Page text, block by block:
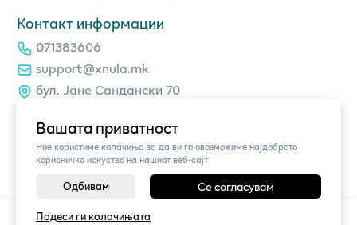
Вашата приватност
Ние користиме колачиња за да ви го овозможиме најдоброто
корисничко искуство на нашиот веб-сајт
Одбивам Се согласувам
Подеси ги колачињата
Контакт информации
071383606
support@xnula.mk
бул. Јане Сандански 70
©2026Vendor x